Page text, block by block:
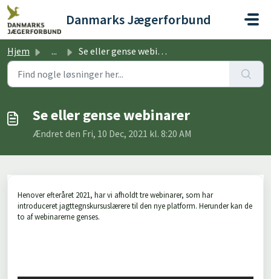
Gå til hovedindhold
Danmarks Jægerforbund
Hjem ... Se eller gense webinarer
Se eller gense webinarer
Ændret den Fri, 10 Dec, 2021 kl. 8:20 AM
Henover efteråret 2021, har vi afholdt tre webinarer, som har
introduceret jagttegnskursuslærere til den nye platform. Herunder kan de
to af webinarerne genses.